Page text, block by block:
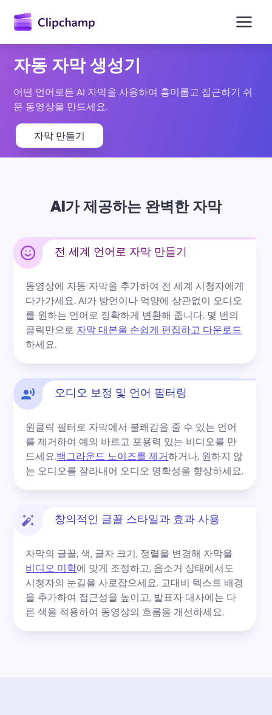
로
로그인
무료 체험하기
자동 자막 생성기
어떤 언어로든 AI 자막을 사용하여 흥미롭고 접근하기 쉬
운 동영상을 만드세요.
자막 만들기
AI가 제공하는 완벽한 자막
전 세계 언어로 자막 만들기
동영상에 자동 자막을 추가하여 전 세계 시청자에게
다가가세요. AI가 방언이나 억양에 상관없이 오디오
를 원하는 언어로 정확하게 변환해 줍니다. 몇 번의
클릭만으로 자막 대본을 손쉽게 편집하고 다운로드
하세요.
오디오 보정 및 언어 필터링
원클릭 필터로 자막에서 불쾌감을 줄 수 있는 언어
를 제거하여 예의 바르고 포용력 있는 비디오를 만
드세요.백그라운드 노이즈를 제거하거나, 원하지 않
창의적인 글꼴 스타일과 효과 사용
자막의 글꼴, 색, 글자 크기, 정렬을 변경해 자막을
비디오 미학에 맞게 조정하고, 음소거 상태에서도
시청자의 눈길을 사로잡으세요. 고대비 텍스트 배경
을 추가하여 접근성을 높이고, 발표자 대사에는 다
른 색을 적용하여 동영상의 흐름을 개선하세요.